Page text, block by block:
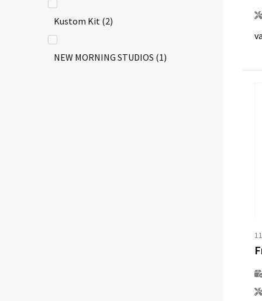
Kustom Kit (2)
NEW MORNING STUDIOS (1)